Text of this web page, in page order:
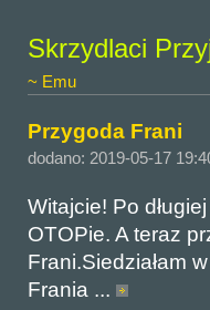
Skrzydlaci
~ Emu
Przygoda Frani
dodano: 2019-05-17
Witajcie! Po
OTOPie. A teraz
Frani.Siedziałam
Frania ...